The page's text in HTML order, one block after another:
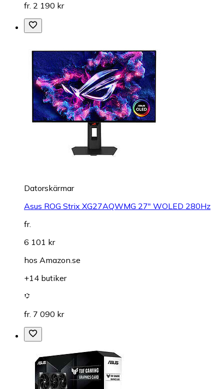
fr. 2 190 kr
Datorskärmar
Asus ROG Strix XG27AQWMG 27" WOLED 280Hz
fr.
6 101 kr
hos Amazon.se
+14 butiker
fr. 7 090 kr